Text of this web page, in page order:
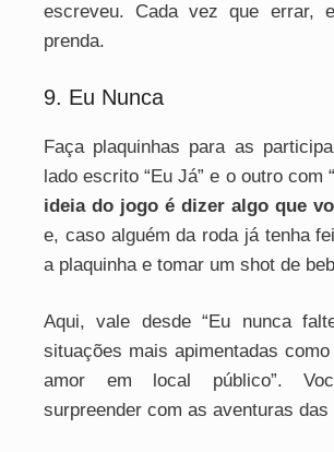
escreveu. Cada vez que errar,
prenda.
9. Eu Nunca
Faça plaquinhas para as
lado escrito “Eu Já” e o outro com
ideia do jogo é dizer algo que
e, caso alguém da roda já tenha
a plaquinha e tomar um shot de
Aqui, vale desde “Eu nunca
situações mais apimentadas como
amor em local público”.
surpreender com as aventuras